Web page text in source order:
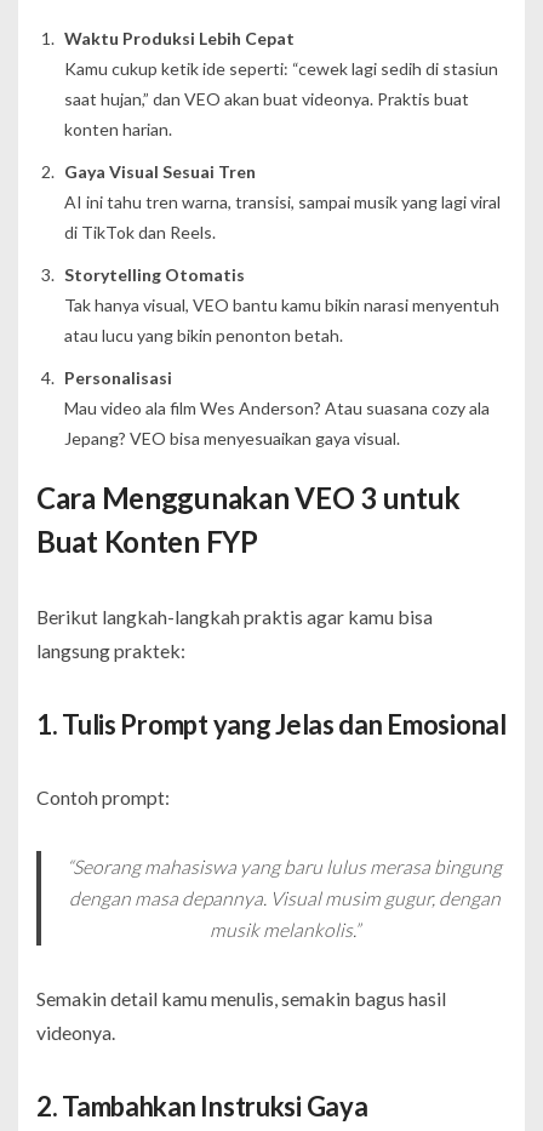
Waktu Produksi Lebih Cepat
Kamu cukup ketik ide seperti: “cewek lagi sedih di stasiun
saat hujan,” dan VEO akan buat videonya. Praktis buat
konten harian.
Gaya Visual Sesuai Tren
AI ini tahu tren warna, transisi, sampai musik yang lagi viral
di TikTok dan Reels.
Storytelling Otomatis
Tak hanya visual, VEO bantu kamu bikin narasi menyentuh
atau lucu yang bikin penonton betah.
Personalisasi
Mau video ala film Wes Anderson? Atau suasana cozy ala
Jepang? VEO bisa menyesuaikan gaya visual.
Cara Menggunakan VEO 3 untuk
Buat Konten FYP
Berikut langkah-langkah praktis agar kamu bisa
langsung praktek:
1. Tulis Prompt yang Jelas dan Emosional
Contoh prompt:
“Seorang mahasiswa yang baru lulus merasa bingung
dengan masa depannya. Visual musim gugur, dengan
musik melankolis.”
Semakin detail kamu menulis, semakin bagus hasil
videonya.
2. Tambahkan Instruksi Gaya